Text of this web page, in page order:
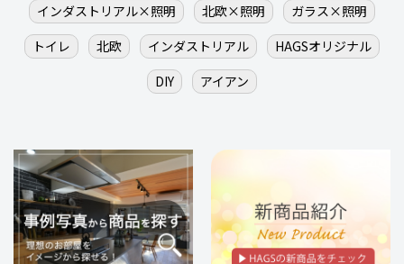
インダストリアル×照明
北欧×照明
ガラス×照明
トイレ
北欧 インダストリアル
HAGSオリジナル
DIY
アイアン